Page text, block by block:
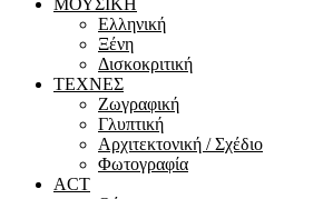
ΜΟΥΣΙΚΗ
Ελληνική
Ξένη
Δισκοκριτική
ΤΕΧΝΕΣ
Ζωγραφική
Γλυπτική
Αρχιτεκτονική / Σχέδιο
Φωτογραφία
ACT